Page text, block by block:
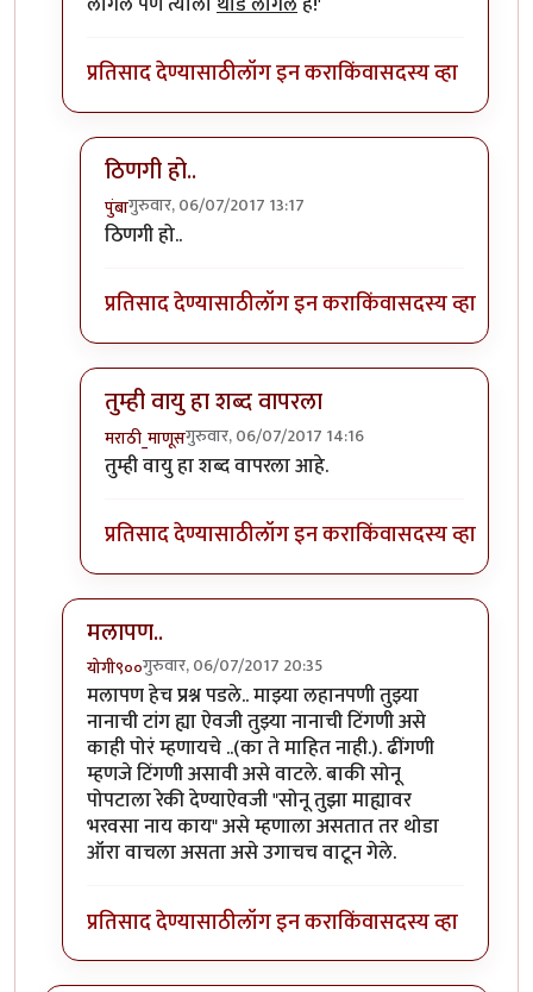
प्रतिसाद देण्यासाठीलॉग इन कराकिंवासदस्य व्हा
ठिणगी हो..
पुंबागुरुवार, 06/07/2017 13:17
In reply to
ठिणगी हो..
प्रतिसाद देण्यासाठीलॉग इन कराकिंवासदस्य व्हा
तुम्ही वायु हा शब्द वापरला
मराठी_माणूसगुरुवार, 06/07/2017 14:16
In reply to१) ढींणगी...ओके सॉरी.
तुम्ही वायु हा शब्द वापरला आहे.
प्रतिसाद देण्यासाठीलॉग इन कराकिंवासदस्य व्हा
मलापण..
योगी९००गुरुवार, 06/07/2017 20:35
In reply toकाही प्रश्नbyमराठी_माणूस
मलापण हेच प्रश्न पडले.. माझ्या लहानपणी तुझ्या
नानाची टांग ह्या ऐवजी तुझ्या नानाची टिंगणी असे
काही पोरं म्हणायचे ..(का ते माहित नाही.). ढींगणी
म्हणजे टिंगणी असावी असे वाटले. बाकी सोनू
पोपटाला रेकी देण्याऐवजी "सोनू तुझा माह्यावर
भरवसा नाय काय" असे म्हणाला असतात तर थोडा
ऑरा वाचला असता असे उगाचच वाटून गेले.
प्रतिसाद देण्यासाठीलॉग इन कराकिंवासदस्य व्हा